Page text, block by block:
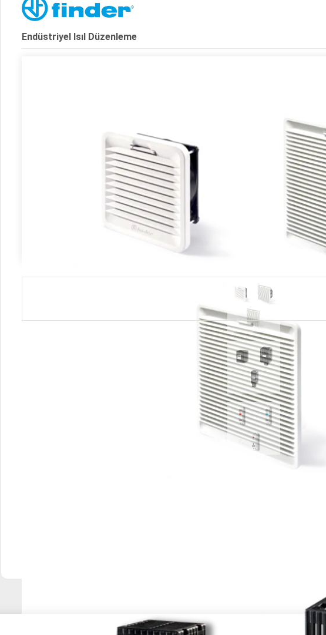
Endüstriyel Isıl Düzenleme
Whatsapp ile Bilgi
Endüstriyel ısıl düzenleme, endüstriyel uygulamalarda sıcaklık ve nemin kontrol
unsurdur. Bu alandaki cihazlar, çeşitli uygulamalarda istenen sıcaklık ve nem
için kullanılır. Samurtek Otomasyon Sistemleri'nin endüstriyel ısıl düzenleme
7T Serisi - Panel Termo Higrostatlar ve Termostatlar: Bu serideki cihazlar,
kontrol etmek için kullanılır. Panel termo higrostatları ve termostatlar, belirli
ulaşıldığında otomasyon sistemine sinyal göndererek uygun düzenlemelerin
7F Serisi - Filtre Fanı: Panel içindeki sıcaklığı düşürmek veya belirli bir seviyede
fanları. Bu fanlar, panelden içeride biriken sıcak havayı çıkarmak ve dışarıdan
7H Serisi - Panel Isıtıcılar: Soğuk hava koşullarında panellerin içinde